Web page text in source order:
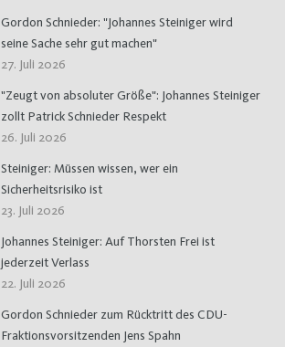
Gordon Schnieder: "Johannes Steiniger wird
seine Sache sehr gut machen"
27. Juli 2026
"Zeugt von absoluter Größe": Johannes Steiniger
zollt Patrick Schnieder Respekt
26. Juli 2026
Steiniger: Müssen wissen, wer ein
Sicherheitsrisiko ist
23. Juli 2026
Johannes Steiniger: Auf Thorsten Frei ist
jederzeit Verlass
22. Juli 2026
Gordon Schnieder zum Rücktritt des CDU-
Fraktionsvorsitzenden Jens Spahn